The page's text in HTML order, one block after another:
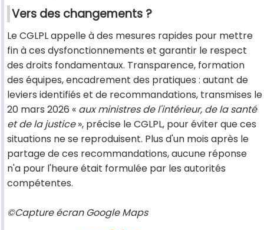
Vers des changements ?
Le CGLPL appelle à des mesures rapides pour mettre
fin à ces dysfonctionnements et garantir le respect
des droits fondamentaux. Transparence, formation
des équipes, encadrement des pratiques : autant de
leviers identifiés et de recommandations, transmises le
20 mars 2026 « aux ministres de l'intérieur, de la santé
et de la justice», précise le CGLPL, pour éviter que ces
situations ne se reproduisent. Plus d'un mois après le
partage de ces recommandations, aucune réponse
n'a pour l'heure était formulée par les autorités
compétentes.
©Capture écran Google Maps